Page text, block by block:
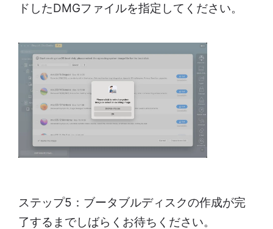
ドしたDMGファイルを指定してください。
ステップ5：ブータブルディスクの作成が完
了するまでしばらくお待ちください。